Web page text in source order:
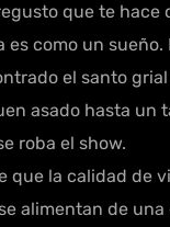
que te hace
es como un
el santo
asado hasta un
roba el show.
que la calidad de
alimentan de